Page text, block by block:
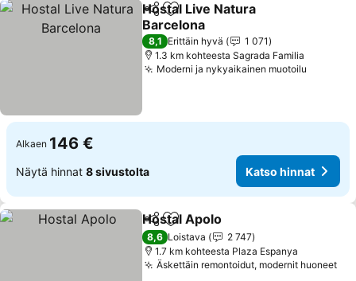
Jaa Lisää suosikkeihin
Hostal Live Natura
Barcelona
Katso hinnat
8,1 Erittäin hyvä
1 071
1.3 km kohteesta Sagrada Familia
Moderni ja nykyaikainen muotoilu
Alkaen 146 €
Näytä hinnat 8 sivustolta Katso hinnat
Jaa Lisää suosikkeihin
Hostal Apolo
8,6 Loistava
2 747
1.7 km kohteesta Plaza Espanya
Äskettäin remontoidut, modernit huoneet